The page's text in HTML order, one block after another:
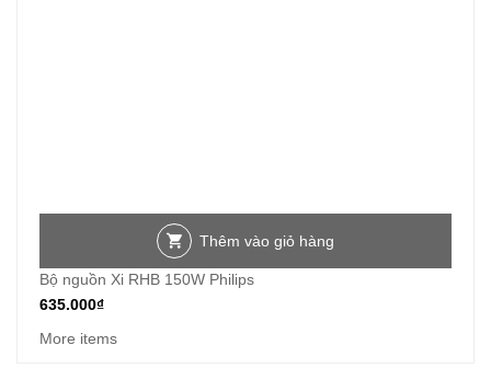
Thêm vào giỏ hàng
Bộ nguồn Xi RHB 150W Philips
635.000₫
More items